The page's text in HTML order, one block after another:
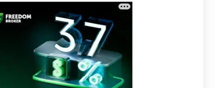
3
🗣 Мужчина сказал тост на
свадьбе и заработал
уголовное дело
2976 11 88
🐏 Скота больше, а мясо
дороже. Почему в